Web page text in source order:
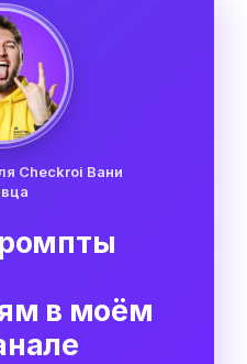
Checkroi Вани
в моём